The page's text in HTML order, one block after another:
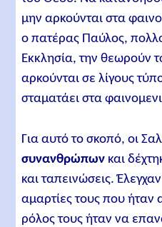
μην αρκούνται στα
ο πατέρας Παύλος,
Εκκλησία, την θεωρούν
αρκούνται σε λίγους
σταματάει στα
Για αυτό το σκοπό, οι
συνανθρώπων και
και ταπεινώσεις.
αμαρτίες τους που
ρόλος τους ήταν να